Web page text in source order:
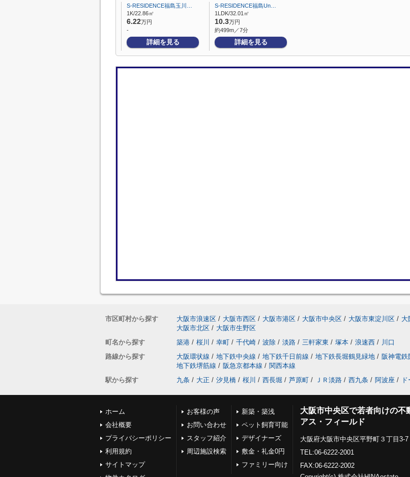
S-RESIDENCE福島玉川…
1K/22.86㎡
6.22万円
-
詳細を見る
S‐RESIDENCE福島Un…
1LDK/32.01㎡
10.3万円
約499m／7分
詳細を見る
市区町村から探す 大阪市浪速区 / 大阪市西区 / 大阪市港区 / 大阪市中央区 / 大阪市東淀川区 / 大
大阪市北区 / 大阪市生野区
町名から探す
築港 / 桜川 / 幸町 / 千代崎 / 波除 / 淡路 / 三軒家東 / 塚本 / 浪速西 / 川口
路線から探す
大阪環状線 / 地下鉄中央線 / 地下鉄千日前線 / 地下鉄長堀鶴見緑地 / 阪神電鉄
地下鉄堺筋線 / 阪急京都本線 / 関西本線
駅から探す
九条 / 大正 / 汐見橋 / 桜川 / 西長堀 / 芦原町 / ＪＲ淡路 / 西九条 / 阿波座 /
ホーム
会社概要
プライバシーポリシー
利用規約
サイトマップ
お客様の声
お問い合わせ
スタッフ紹介
周辺施設検索
新築・築浅
ペット飼育可能
デザイナーズ
敷金・礼金0円
ファミリー向け
大阪市中央区で若者向けの不
アス・フィールド
大阪府大阪市中央区平野町３丁目3-7
TEL:06-6222-2001
FAX:06-6222-2002